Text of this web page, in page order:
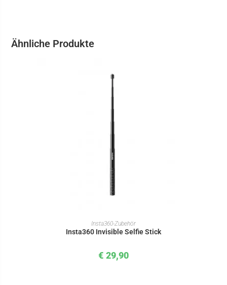
Ähnliche Produkte
IN DEN WARENKORB
Insta360-Zubehör
Insta360 Invisible Selfie Stick
€ 29,90